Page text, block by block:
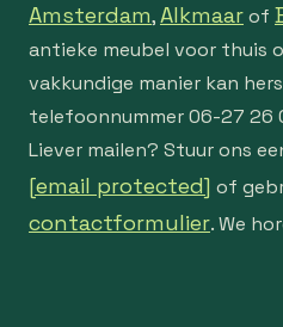
Amsterdam,Alkmaarof
antieke meubel voor thuis
vakkundige manier kan
telefoonnummer 06-27 26
Liever mailen? Stuur ons
[email protected] of
contactformulier. We